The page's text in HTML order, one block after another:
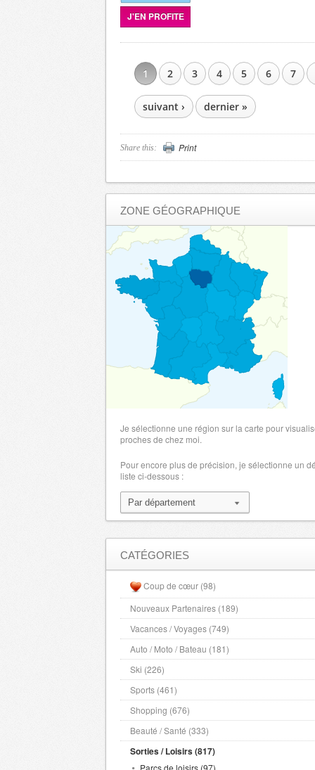
J'EN PROFITE
PAGES
1 2 3 4 5 6 7
suivant › dernier »
Share this: Print
ZONE GÉOGRAPHIQUE
Je sélectionne une région sur la carte pour
proches de chez moi.
Pour encore plus de précision, je sélectionne un
liste ci-dessous :
CATÉGORIES
Coup de cœur (98)
Nouveaux Partenaires (189)
Vacances / Voyages (749)
Auto / Moto / Bateau (181)
Ski (226)
Sports (461)
Shopping (676)
Beauté / Santé (333)
Sorties / Loisirs (817)
Parcs de loisirs (97)